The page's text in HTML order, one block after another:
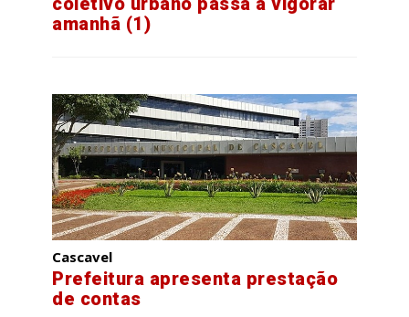
amanhã (1)
Cascavel
Prefeitura apresenta prestação
de contas